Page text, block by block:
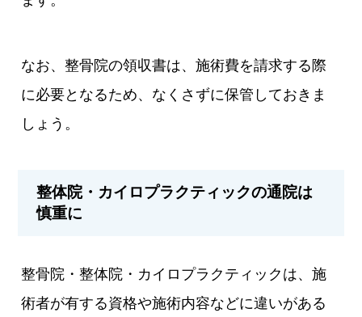
なお、整骨院の領収書は、施術費を請求する際
に必要となるため、なくさずに保管しておきま
しょう。
整体院・カイロプラクティックの通院は
慎重に
整骨院・整体院・カイロプラクティックは、施
術者が有する資格や施術内容などに違いがある